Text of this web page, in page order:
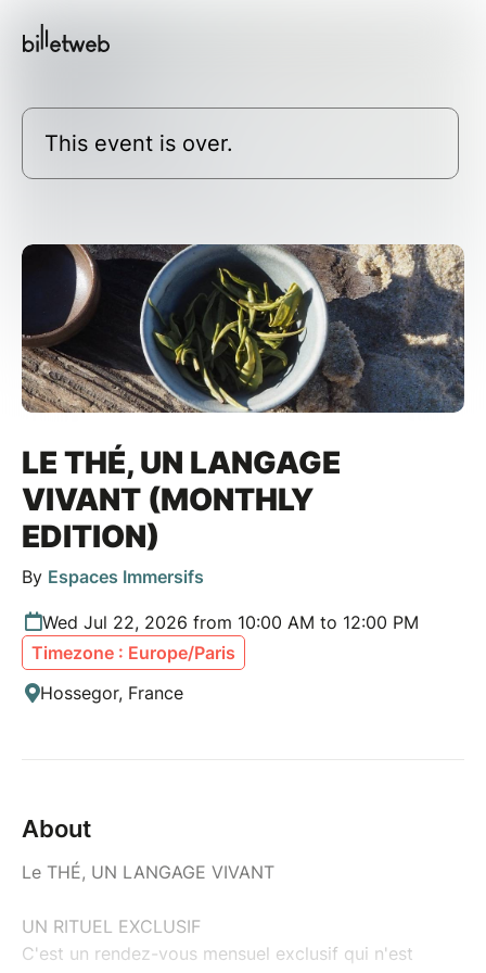
This event is over.
LE THÉ, UN LANGAGE
VIVANT (MONTHLY
EDITION)
By Espaces Immersifs
Wed Jul 22, 2026 from 10:00 AM to 12:00 PM
Timezone : Europe/Paris
Hossegor, France
About
Le THÉ, UN LANGAGE VIVANT
UN RITUEL EXCLUSIF
C'est un rendez-vous mensuel exclusif qui n'est